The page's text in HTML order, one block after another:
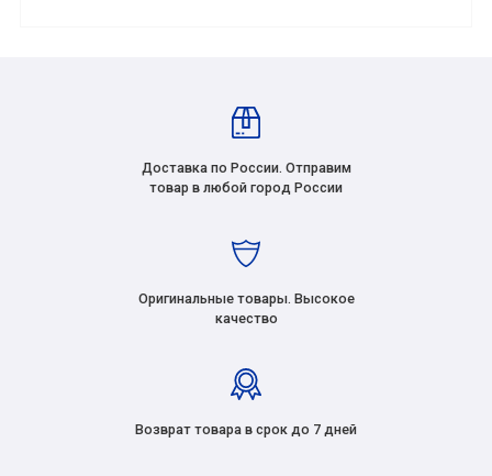
Доставка по России. Отправим
товар в любой город России
Оригинальные товары. Высокое
качество
Возврат товара в срок до 7 дней